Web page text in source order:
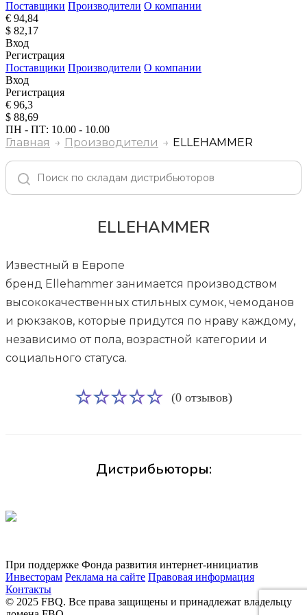
Поставщики Производители О компании
€ 94,84
$ 82,17
Вход
Регистрация
Поставщики Производители О компании
Вход
Регистрация
€ 96,3
$ 88,69
ПН - ПТ: 10.00 - 10.00
Главная Производители ELLEHAMMER
ELLEHAMMER
Известный в Европе
бренд Ellehammer занимается производством
высококачественных стильных сумок, чемоданов
и рюкзаков, которые придутся по нраву каждому,
независимо от пола, возрастной категории и
социального статуса.
(0 отзывов)
Дистрибьюторы:
При поддержке Фонда развития интернет-инициатив
Инвесторам Реклама на сайте Правовая информация
Контакты
© 2025 FBQ. Все права защищены и принадлежат владельцу